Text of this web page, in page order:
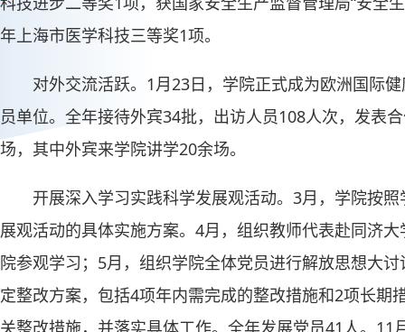
年上海市医学科技三等奖1项。
对外交流活跃。1月23日，学院正式成为欧洲国际
员单位。全年接待外宾34批，出访人员108人次，发表
场，其中外宾来学院讲学20余场。
开展深入学习实践科学发展观活动。3月，学院按
展观活动的具体实施方案。4月，组织教师代表赴同济
院参观学习；5月，组织学院全体党员进行解放思想大
定整改方案，包括4项年内需完成的整改措施和2项长期
关整改措施，并落实具体工作。全年发展党员41人。11